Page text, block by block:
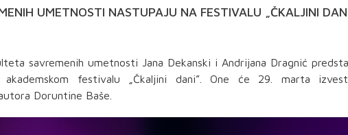
UMETNOSTI NASTUPAJU NA FESTIVALU „ČKALJINI
savremenih umetnosti Jana Dekanski i Andrijana Dragnić
festivalu „Čkaljini dani”. One će 29. marta
Doruntine Baše.